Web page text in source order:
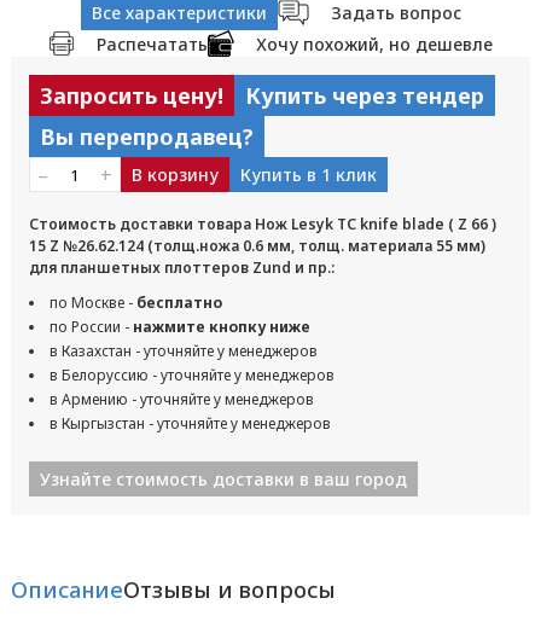
Все характеристики
Задать вопрос
Распечатать
Хочу похожий, но дешевле
Запросить цену!
Купить через тендер
Вы перепродавец?
– + В корзину Купить в 1 клик
Стоимость доставки товара Нож Lesyk TC knife blade ( Z 66 )
15 Z №26.62.124 (толщ.ножа 0.6 мм, толщ. материала 55 мм)
для планшетных плоттеров Zund и пр.:
по Москве - бесплатно
по России - нажмите кнопку ниже
в Казахстан - уточняйте у менеджеров
в Белоруссию - уточняйте у менеджеров
в Армению - уточняйте у менеджеров
в Кыргызстан - уточняйте у менеджеров
Узнайте стоимость доставки в ваш город
ОписаниеОтзывы и вопросы